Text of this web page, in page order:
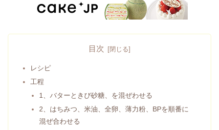
目次
レシピ
工程
1、バターときび砂糖、を混ぜわせる
2、はちみつ、米油、全卵、薄力粉、BPを順番に
混ぜ合わせる